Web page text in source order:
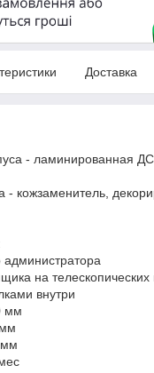
Доставка
- ламинированная
- кожзаменитель,
на
внутри
мм
мм